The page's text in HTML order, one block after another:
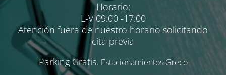
Horario:
L-V 09:00 -17:00
Atención fuera de nuestro horario solicitando
cita previa
Parking Gratis. Estacionamientos Greco